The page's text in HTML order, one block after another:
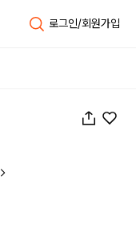
로그인/회원가입